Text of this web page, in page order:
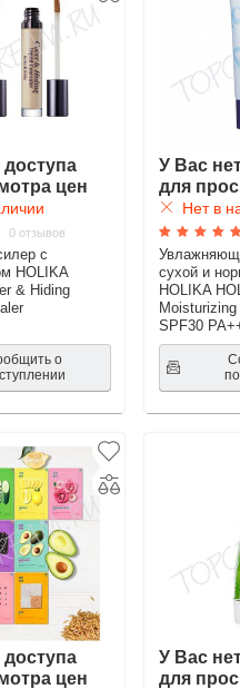
цен
0 отзывов
с
HOLIKA
& Hiding
о
У Вас
для
Нет в
сухой и
HOLIKA
SPF30
цен
У Вас
для